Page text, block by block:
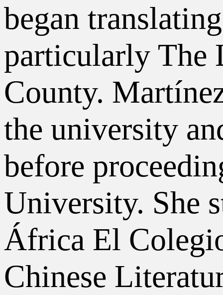
began
particularly The
County.
the university
before
University. She
África El
Chinese